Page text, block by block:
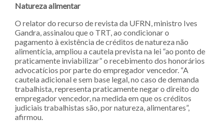
Natureza alimentar
O relator do recurso de revista da UFRN, ministro Ives
Gandra, assinalou que o TRT, ao condicionar o
pagamento à existência de créditos de natureza não
alimentícia, ampliou a cautela prevista na lei “ao ponto de
praticamente inviabilizar” o recebimento dos honorários
advocatícios por parte do empregador vencedor. “A
cautela adicional e sem base legal, no caso de demanda
trabalhista, representa praticamente negar o direito do
empregador vencedor, na medida em que os créditos
judiciais trabalhistas são, por natureza, alimentares”,
afirmou.